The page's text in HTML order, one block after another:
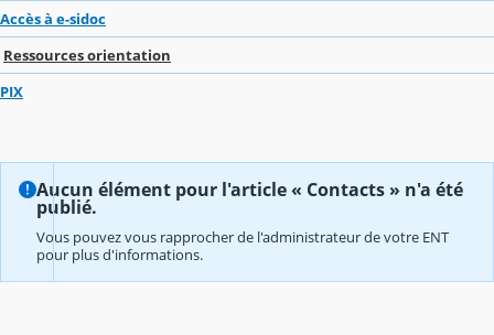
Accès à e-sidoc
Ressources orientation
PIX
Aucun élément pour l'article « Contacts » n'a été
publié.
Vous pouvez vous rapprocher de l'administrateur de votre ENT
pour plus d'informations.